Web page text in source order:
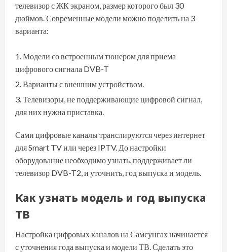
телевизор с ЖК экраном, размер которого был 30
дюймов. Современные модели можно поделить на 3
варианта:
Модели со встроенным тюнером для приема
цифрового сигнала DVB-T
Варианты с внешним устройством.
Телевизоры, не поддерживающие цифровой сигнал,
для них нужна приставка.
Сами цифровые каналы транслируются через интернет
для Smart TV или через IPTV. До настройки
оборудование необходимо узнать, поддерживает ли
телевизор DVB-T2, и уточнить, год выпуска и модель.
Как узнать модель и год выпуска
ТВ
Настройка цифровых каналов на Самсунгах начинается
с уточнения года выпуска и модели ТВ. Сделать это